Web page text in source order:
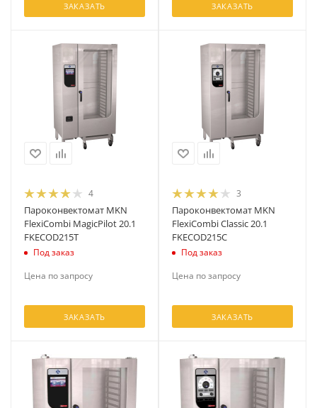
ЗАКАЗАТЬ ЗАКАЗАТЬ
4
Пароконвектомат MKN
FlexiCombi MagicPilot 20.1
FKECOD215T
Под заказ
Цена по запросу
ЗАКАЗАТЬ
3
Пароконвектомат MKN
FlexiCombi Classic 20.1
FKECOD215C
Под заказ
Цена по запросу
ЗАКАЗАТЬ